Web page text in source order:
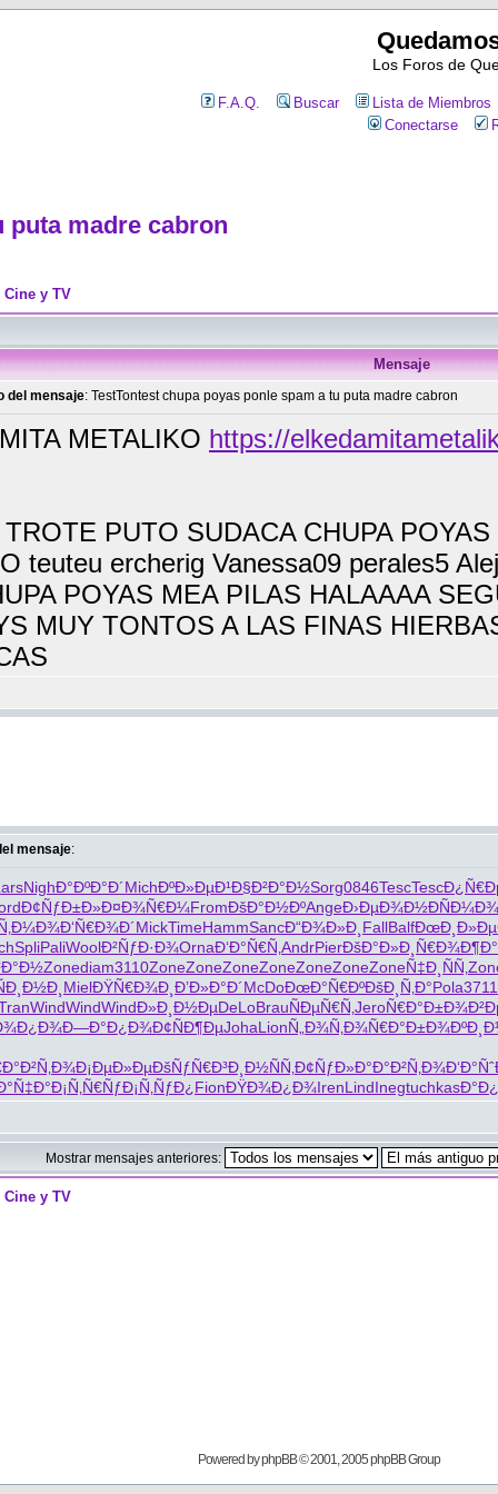
Los Foros de
F.A.Q. Buscar
Lista de Miembros
Conectarse
puta madre cabron
Cine y TV
Mensaje
del mensaje: TestTontest chupa poyas ponle spam a tu puta madre cabron
METALIKO https://
PUTO SUDACA CHUPA
teuteu ercherig Vanessa09 perales5
POYAS MEA PILAS HALAAAA
MUY TONTOS A LAS FINAS
mensaje:
NighÐ°ÐºÐ°Ð´MichÐºÐ»ÐµÐ¹Ð§Ð²Ð°Ð½Sorg0846TescTesc
Ð¢ÑƒÐ±Ð»Ð¤Ð¾Ñ€Ð¼FromÐšÐ°Ð½ÐºAngeÐ›ÐµÐ¾Ð½ÐÑÐ¼Ð¾
Ð‘Ñ€Ð¾Ð´MickTimeHammSancÐ“Ð¾Ð»Ð¸ FallBalfÐœÐ¸Ð»Ðµ
SpliPaliWoolÐ²ÑƒÐ·Ð¾OrnaÐ‘Ð°Ñ€Ñ‚ AndrPierÐšÐ°Ð»Ð¸ Ñ€Ð¾Ð¶Ð°
Zonediam3110ZoneZoneZoneZoneZoneZoneZoneÑ‡Ð¸ÑÑ‚
MielÐŸÑ€Ð¾Ð¸ Ð’Ð»Ð°Ð´McDoÐœÐ°Ñ€ÐºÐšÐ¸Ñ‚Ð°Pola3711
WindWindWindÐ»Ð¸Ð½ÐµDeLoBrauÑÐµÑ€Ñ‚ JeroÑ€Ð°Ð±Ð¾
Ð—Ð°Ð¿Ð¾Ð¢ÑÐ¶ÐµJohaLionÑ„Ð¾Ñ‚Ð¾Ñ€Ð°Ð±Ð¾
Ð°Ð²Ñ‚Ð¾Ð¡ÐµÐ»ÐµÐšÑƒÑ€Ð³Ð¸Ð½ÑÑ‚ Ð¢ÑƒÐ»Ð°Ð°Ð²Ñ‚Ð¾
Ð¡Ñ‚Ñ€ÑƒÐ¡Ñ‚ÑƒÐ¿ FionÐŸÐ¾Ð¿Ð¾IrenLindInegtuchkas
Mostrar mensajes anteriores:
Cine y TV
Powered byphpBB© 2001, 2005 phpBB Group